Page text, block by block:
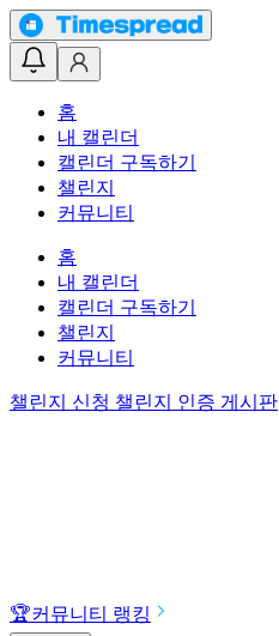
홈
내 캘린더
캘린더 구독하기
챌린지
커뮤니티
홈
내 캘린더
캘린더 구독하기
챌린지
커뮤니티
챌린지 신청 챌린지 인증 게시판
🏆커뮤니티 랭킹